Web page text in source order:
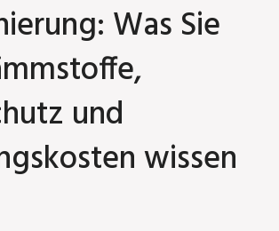
Was Sie
und
wissen